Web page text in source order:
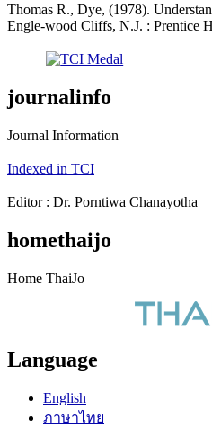
Thomas R., Dye, (1978).
Engle-wood Cliffs, N.J. : Prentice
journalinfo
Journal Information
Indexed in TCI
Editor : Dr. Porntiwa Chanayotha
homethaijo
Home ThaiJo
Language
English
ภาษาไทย